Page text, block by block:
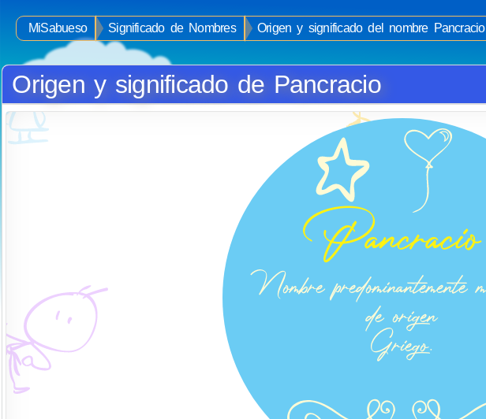
MiSabueso Significado de Nombres
Origen y significado del nombre Pancracio
Origen y significado de Pancracio